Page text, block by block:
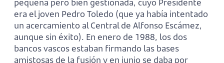
era el joven Pedro Toledo (que ya había intentado
un acercamiento al Central de Alfonso Escámez,
aunque sin éxito). En enero de 1988, los dos
bancos vascos estaban firmando las bases
amistosas de la fusión y en junio se daba por